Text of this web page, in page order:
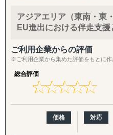
アジアエリア（東南・東
EU進出における伴走支援
ご利用企業からの評価
※ご利用企業から集めた評価をもとに作
総合評価
★★★★★
★★★★★
価格 対応